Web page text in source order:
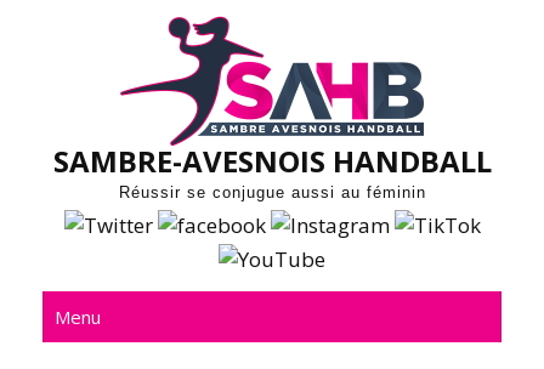
SAMBRE-AVESNOIS HANDBALL
Réussir se conjugue aussi au féminin
Menu